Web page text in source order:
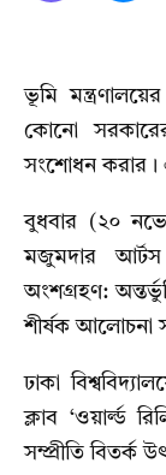
ভূমি
কোনো
সংশোধন করার।
বুধবার (২০
মজুমদার আর্টস
অংশগ্রহণ:
শীর্ষক আলোচনা
ঢাকা
ক্লাব ‘ওয়ার্ল্ড
সম্প্রীতি